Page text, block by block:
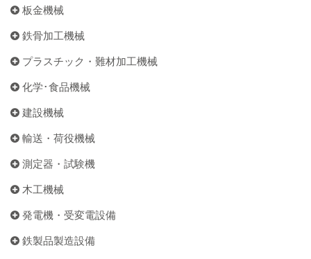
板金機械
鉄骨加工機械
プラスチック・難材加工機械
化学･食品機械
建設機械
輸送・荷役機械
測定器・試験機
木工機械
発電機・受変電設備
鉄製品製造設備